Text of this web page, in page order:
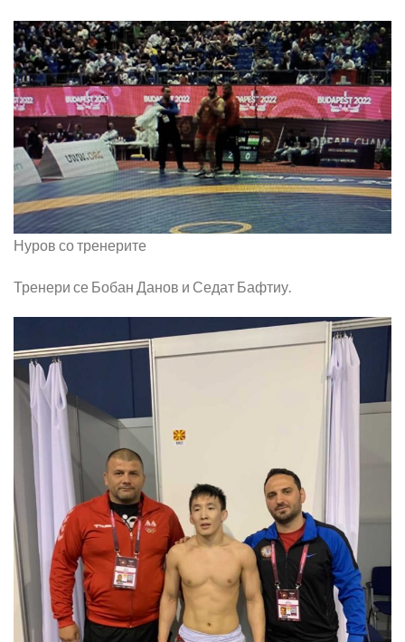
Нуров со тренерите
Тренери се Бобан Данов и Седат Бафтиу.